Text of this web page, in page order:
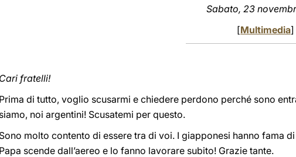
Sabato, 23
[Multimedia]
Cari fratelli!
Prima di tutto, voglio scusarmi e chiedere perdono perché sono
siamo, noi argentini! Scusatemi per questo.
Sono molto contento di essere tra di voi. I giapponesi hanno fama
Papa scende dall’aereo e lo fanno lavorare subito! Grazie tante.